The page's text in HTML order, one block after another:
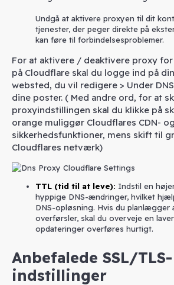
Undgå at aktivere proxyen til dit
tjenester, der peger direkte på
kan føre til forbindelsesproblemer.
For at aktivere / deaktivere proxy
på Cloudflare skal du logge ind på
websted, du vil redigere > Under
dine poster. ( Med andre ord, for at
proxyindstillingen skal du klikke på
orange muliggør Cloudflares CDN- og
sikkerhedsfunktioner, mens skift til
Cloudflares netværk)
TTL (tid til at leve): Indstil en
hyppige DNS-ændringer, hvilket
DNS-opløsning. Hvis du
overførsler, skal du overveje en
opdateringer overføres hurtigt.
Anbefalede SSL/TLS-
indstillinger